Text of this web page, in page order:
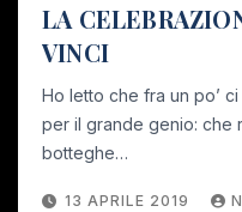
LA
VINCI
Ho letto che fra un po’
per il grande genio: che
botteghe…
13 APRILE 2019